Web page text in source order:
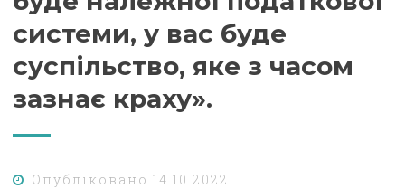
системи, у вас буде
суспільство, яке з часом
зазнає краху».
Опубліковано 14.10.2022